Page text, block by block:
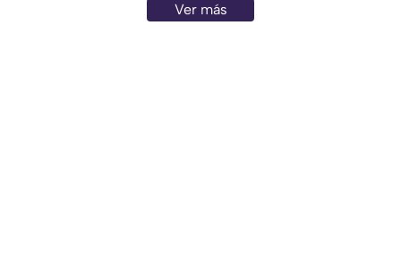
Ver más